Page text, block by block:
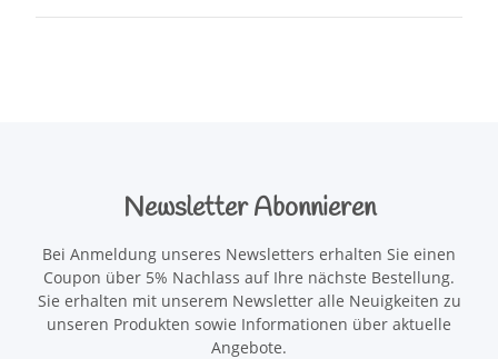
Newsletter Abonnieren
Bei Anmeldung unseres Newsletters erhalten Sie einen
Coupon über 5% Nachlass auf Ihre nächste Bestellung.
Sie erhalten mit unserem Newsletter alle Neuigkeiten zu
unseren Produkten sowie Informationen über aktuelle
Angebote.